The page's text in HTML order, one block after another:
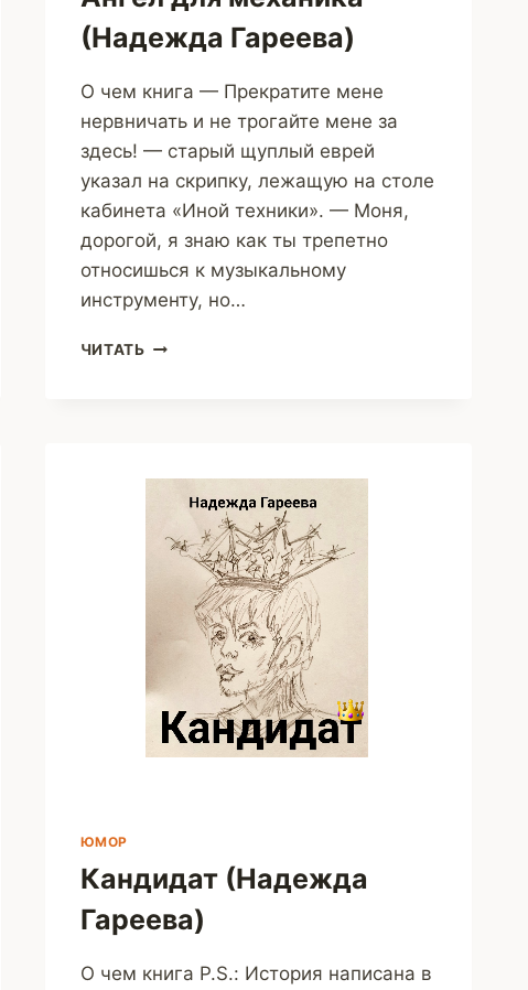
(Надежда Гареева)
О чем книга — Прекратите мене
нервничать и не трогайте мене за
здесь! — старый щуплый еврей
указал на скрипку, лежащую на столе
кабинета «Иной техники». — Моня,
дорогой, я знаю как ты трепетно
относишься к музыкальному
инструменту, но…
ЧИТАТЬ АНГЕЛ
ЮМОР
Кандидат (Надежда
Гареева)
О чем книга P.S.: История написана в